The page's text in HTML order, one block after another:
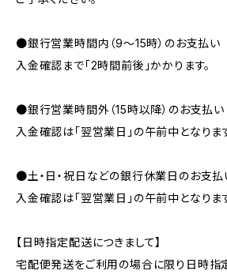
●銀行営業時間内（9〜15時）のお支払い
入金確認まで「2時間前後」かかります。
●銀行営業時間外（15時以降）のお支払い
入金確認は「翌営業日」の午前中となりま
●土・日・祝日などの銀行休業日のお支払
入金確認は「翌営業日」の午前中となりま
【日時指定配送につきまして】
宅配便発送をご利用の場合に限り日時指